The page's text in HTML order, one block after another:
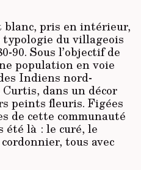
pris en intérieur,
typologie du villageois
90. Sous l’objectif de
population en voie
Indiens nord-
Curtis, dans un décor
peints fleuris. Figées
de cette communauté
été là : le curé, le
tous avec